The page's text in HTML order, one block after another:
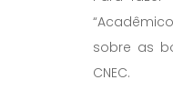
sobre as
CNEC.